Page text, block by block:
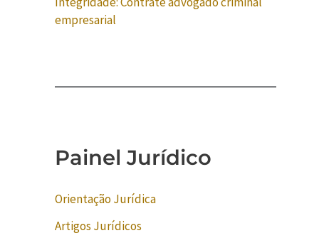
empresarial
Painel Jurídico
Orientação Jurídica
Artigos Jurídicos